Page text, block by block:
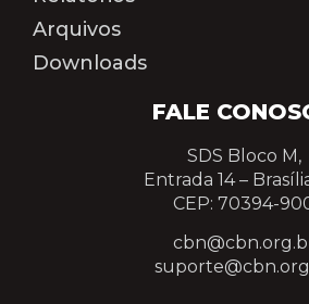
FALE
SDS Bloco M,
Entrada 14 –
CEP: 70394-
Arquivos
Downloads